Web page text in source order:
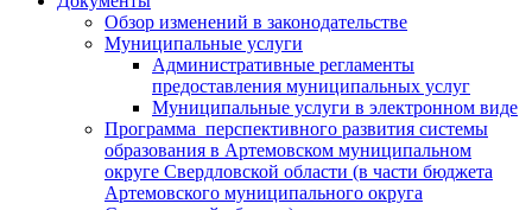
Обзор изменений в законодательстве
Муниципальные услуги
Административные регламенты
предоставления муниципальных услуг
Муниципальные услуги в электронном виде
Программа перспективного развития системы
образования в Артемовском муниципальном
округе Свердловской области (в части бюджета
Артемовского муниципального округа